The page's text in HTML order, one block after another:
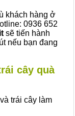
khách hàng ở
0936 652
sẽ tiến hành
nếu bạn đang
cây quà
trái cây làm